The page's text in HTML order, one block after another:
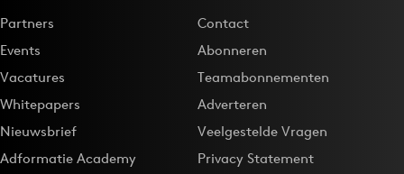
Partners
Events
Vacatures
Whitepapers
Nieuwsbrief
Adformatie Academy
Contact
Abonneren
Teamabonnementen
Adverteren
Veelgestelde Vragen
Privacy Statement